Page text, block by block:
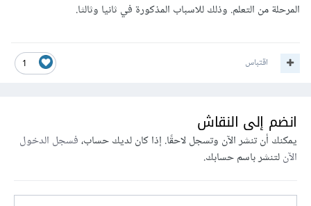
المرحلة من التعلم. وذلك للاسباب المذكورة في ثانيا وثالثا.
1 اقتباس
انضم إلى النقاش
يمكنك أن تنشر الآن وتسجل لاحقًا. إذا كان لديك حساب،فسجل الدخول
الآنلتنشر باسم حسابك.